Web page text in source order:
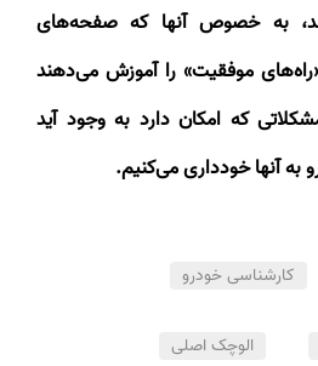
به خصوص آنها که صفحه‌های
موفقیت» را آموزش می‌دهند
که امکان دارد به وجود آید
به آنها خودداری می‌کنیم.
کارشناسی خودرو
الوچک اصلی